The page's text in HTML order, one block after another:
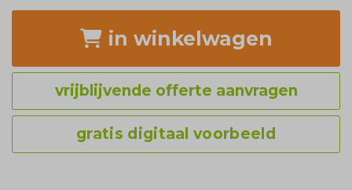
in winkelwagen
vrijblijvende offerte aanvragen
gratis digitaal voorbeeld